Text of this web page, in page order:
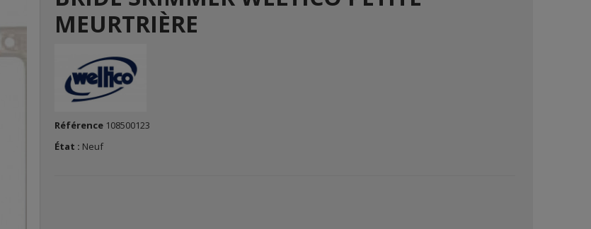
MEURTRIÈRE
Référence 108500123
État : Neuf